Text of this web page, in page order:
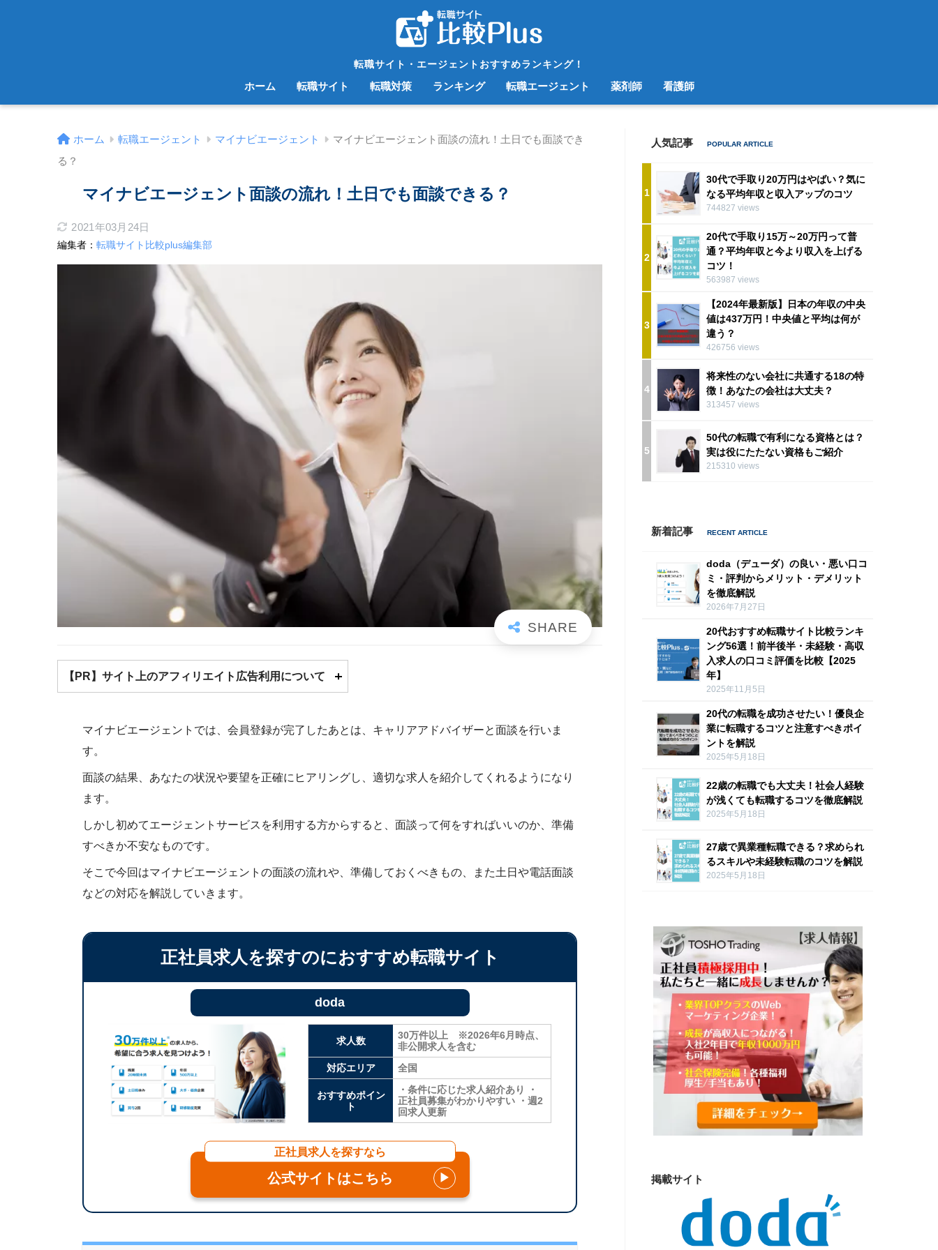
転職サイト・エージェントおすすめランキング！
ホーム 転職サイト 転職対策 ランキング 転職エージェント 薬剤師 看護師
ホーム 転職エージェント マイナビエージェント
マイナビエージェント面談の流れ！土日でも面談でき
る？
マイナビエージェント面談の流れ！土日でも面談できる？
2021年03月24日
編集者： 転職サイト比較plus編集部
【PR】サイト上のアフィリエイト広告利用について
マイナビエージェントでは、会員登録が完了したあとは、キャリアアドバイザーと面談を行いま
す。
面談の結果、あなたの状況や要望を正確にヒアリングし、適切な求人を紹介してくれるようになり
ます。
しかし初めてエージェントサービスを利用する方からすると、面談って何をすればいいのか、準備
すべきか不安なものです。
そこで今回はマイナビエージェントの面談の流れや、準備しておくべきもの、また土日や電話面談
などの対応を解説していきます。
正社員求人を探すのにおすすめ転職サイト
doda
求人数
30万件以上 ※2026年6月時点、
非公開求人を含む
対応エリア
全国
おすすめポイン
ト
・条件に応じた求人紹介あり ・
正社員募集がわかりやすい ・週2
回求人更新
正社員求人を探すなら
公式サイトはこちら ▶
人気記事
1
30代で手取り20万円はやばい？気に
なる平均年収と収入アップのコツ
744827 views
2
20代で手取り15万～20万円って普
通？平均年収と今より収入を上げる
コツ！
563987 views
3
【2024年最新版】日本の年収の中央
値は437万円！中央値と平均は何が
違う？
426756 views
4
将来性のない会社に共通する18の特
徴！あなたの会社は大丈夫？
313457 views
5
50代の転職で有利になる資格とは？
実は役にたたない資格もご紹介
215310 views
新着記事
doda（デューダ）の良い・悪い口コ
ミ・評判からメリット・デメリット
を徹底解説
2026年7月27日
20代おすすめ転職サイト比較ランキ
ング56選！前半後半・未経験・高収
入求人の口コミ評価を比較【2025
年】
2025年11月5日
20代の転職を成功させたい！優良企
業に転職するコツと注意すべきポイ
ントを解説
2025年5月18日
22歳の転職でも大丈夫！社会人経験
が浅くても転職するコツを徹底解説
2025年5月18日
27歳で異業種転職できる？求められ
るスキルや未経験転職のコツを解説
2025年5月18日
掲載サイト